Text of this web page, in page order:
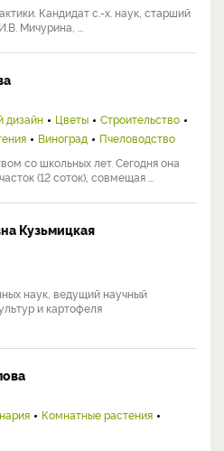
Кандидат с.-х. наук, старший
Мичурина, ...
дизайн Цветы
Строительство
Виноград
Пчеловодство
со школьных лет. Сегодня она
(12 соток), совмещая ...
Кузьмицкая
наук, ведущий научный
и картофеля
Комнатные растения